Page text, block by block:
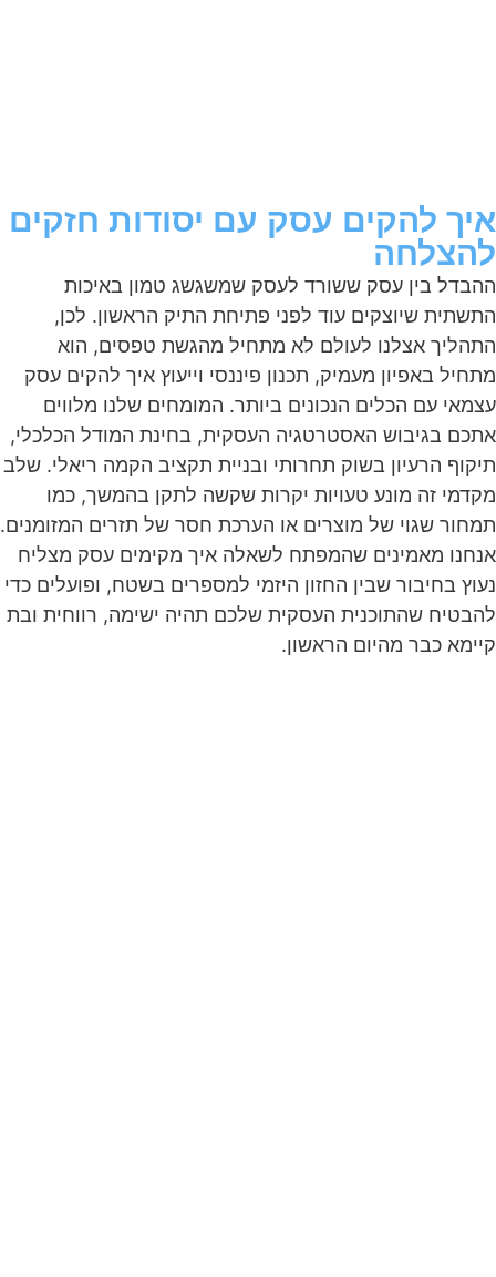
איך להקים עסק עם יסודות חזקים
להצלחה
ההבדל בין עסק ששורד לעסק שמשגשג טמון באיכות
התשתית שיוצקים עוד לפני פתיחת התיק הראשון. לכן,
התהליך אצלנו לעולם לא מתחיל מהגשת טפסים, הוא
מתחיל באפיון מעמיק, תכנון פיננסי וייעוץ איך להקים עסק
עצמאי עם הכלים הנכונים ביותר. המומחים שלנו מלווים
אתכם בגיבוש האסטרטגיה העסקית, בחינת המודל הכלכלי,
תיקוף הרעיון בשוק תחרותי ובניית תקציב הקמה ריאלי. שלב
מקדמי זה מונע טעויות יקרות שקשה לתקן בהמשך, כמו
תמחור שגוי של מוצרים או הערכת חסר של תזרים המזומנים.
אנחנו מאמינים שהמפתח לשאלה איך מקימים עסק מצליח
נעוץ בחיבור שבין החזון היזמי למספרים בשטח, ופועלים כדי
להבטיח שהתוכנית העסקית שלכם תהיה ישימה, רווחית ובת
קיימא כבר מהיום הראשון.